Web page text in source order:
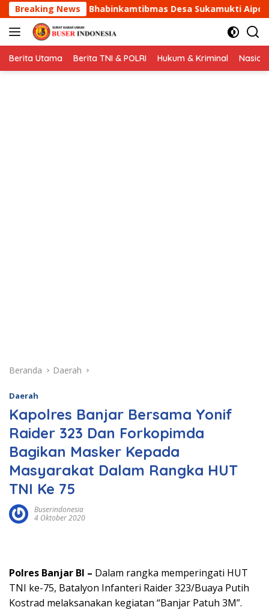
Langsung
ke
konten
Breaking News
Desa Sukamukti Aipda Agus Sukmana Laksanakan
Berita Utama Berita TNI & POLRI Hukum & Kriminal
Beranda Daerah
Daerah
Kapolres Banjar Bersama Yonif
Raider 323 Dan Forkopimda
Bagikan Masker Kepada
Masyarakat Dalam Rangka HUT
TNI Ke 75
Buserindonesia
4 Oktober 2020
Polres Banjar BI – Dalam rangka memperingati HUT
TNI ke-75, Batalyon Infanteri Raider 323/Buaya Putih
Kostrad melaksanakan kegiatan “Banjar Patuh 3M”.